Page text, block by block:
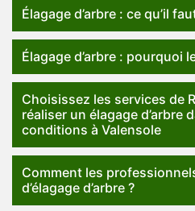
Élagage d’arbre : ce qu’il
Élagage d’arbre : pourquoi
Choisissez les services de
réaliser un élagage d’arbre
conditions à Valensole
Comment les
d’élagage d’arbre ?